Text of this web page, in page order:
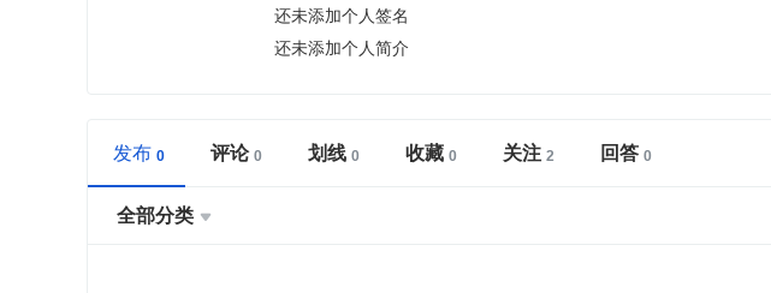
还未添加个人签名
还未添加个人简介
发布 评论 划线 收藏 关注 回答
全部分类 